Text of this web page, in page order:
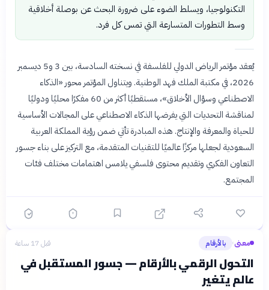
التكنولوجيا، ويسلط الضوء على ضرورة البحث عن بوصلة أخلاقية
وسط التطورات المتسارعة التي تمس كل فرد.
يُعقد مؤتمر الرياض الدولي للفلسفة في نسخته السادسة، بين 3 و5 ديسمبر
2026، في مكتبة الملك فهد الوطنية. ويتناول المؤتمر محور «الذكاء
الاصطناعي وسؤال الأخلاق»، مستقطبًا أكثر من 60 مفكرًا محليًا ودوليًا
لمناقشة التحديات التي يفرضها الذكاء الاصطناعي على المجالات الأساسية
للحياة والمعرفة والإنتاج. هذه المبادرة تأتي ضمن رؤية المملكة العربية
السعودية لجعلها مركزًا عالميًا للتقنيات المتقدمة، مع التركيز على بناء جسور
التعاون الفكري وتقديم محتوى فلسفي يلامس اهتمامات مختلف فئات
المجتمع.
معنى› بالأرقام قبل 17 ساعة
التحول الرقمي بالأرقام — جسور المستقبل في
عالم يتغير